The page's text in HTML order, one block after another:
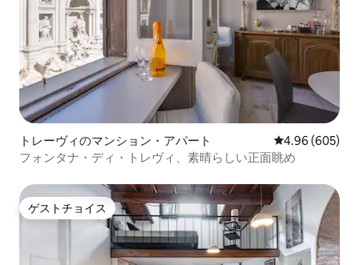
トレーヴィのマンション・アパート レビュー605
4.96 (605)
フォンタナ・ディ・トレヴィ、素晴らしい正面眺め
ゲストチョイス
ゲストチョイス